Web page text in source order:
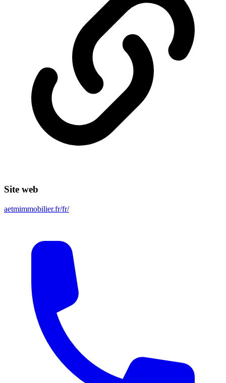
Site web
aetmimmobilier.fr/fr/